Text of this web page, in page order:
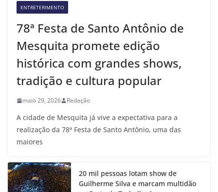
ENTRETERIMENTO
78ª Festa de Santo Antônio de
Mesquita promete edição
histórica com grandes shows,
tradição e cultura popular
maio 29, 2026 Redação
A cidade de Mesquita já vive a expectativa para a
realização da 78ª Festa de Santo Antônio, uma das
maiores
20 mil pessoas lotam show de
Guilherme Silva e marcam multidão